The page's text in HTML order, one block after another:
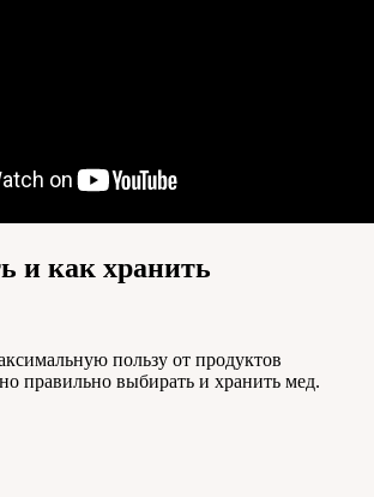
и как хранить
пользу от продуктов
правильно выбирать и хранить мед.